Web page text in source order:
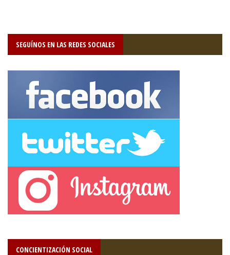
SEGUÍNOS EN LAS REDES SOCIALES
CONCIENTIZACIÓN SOCIAL